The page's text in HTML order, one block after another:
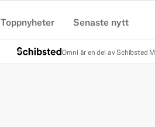
Toppnyheter Senaste nytt
Omni är en del av Schibsted